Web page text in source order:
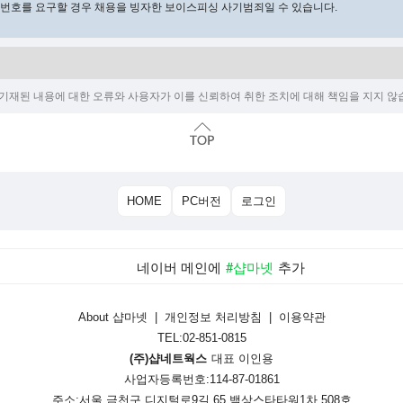
호를 요구할 경우 채용을 빙자한 보이스피싱 사기범죄일 수 있습니다.
된 내용에 대한 오류와 사용자가 이를 신뢰하여 취한 조치에 대해 책임을 지지
HOME PC버전 로그인
네이버 메인에 #샵마넷 추가
About 샵마넷 개인정보 처리방침
이용약관
TEL:02-851-0815
(주)샵네트웍스 대표 이인용
사업자등록번호:114-87-01861
주소:서울 금천구 디지털로9길 65 백상스타타워1차 508호